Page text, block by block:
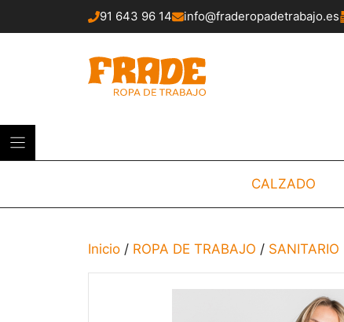
91 643 96 14 info@fraderopadetrabajo.es
CALZADO
Inicio / ROPA DE TRABAJO / SANITARIO